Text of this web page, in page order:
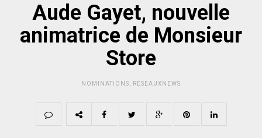
Aude Gayet, nouvelle
animatrice de Monsieur
Store
NOMINATIONS RÉSEAUXNEWS